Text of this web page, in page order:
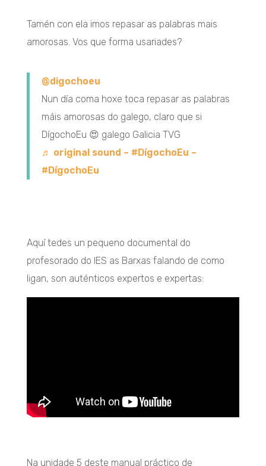
Tamén con ela imos repasar as palabras mais
amorosas. Vos que forma usariades?
@digochoeu
Nun día coma hoxe toca repasar as palabras
máis amorosas do galego, claro que si
DígochoEu 😍 galego Galicia TVG
♬ original sound – #DígochoEu –
#DígochoEu
Aquí tedes un pequeno documental do
profesorado do IES as Barxas falando de como
ligan, son auténticos expertos e expertas:
Na unidade 5 deste manual práctico de